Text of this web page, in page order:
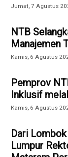
Jumat, 7 Agustus
NTB
Manajemen
Kamis, 6 Agustus
Pemprov
Inklusif
Kamis, 6 Agustus
Dari
Lumpur